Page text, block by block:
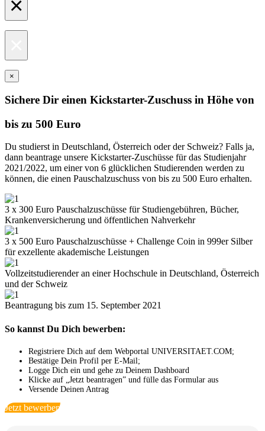
×
×
Sichere Dir einen Kickstarter-Zuschuss in Höhe von
bis zu 500 Euro
Du studierst in Deutschland, Österreich oder der Schweiz? Falls ja,
dann beantrage unsere Kickstarter-Zuschüsse für das Studienjahr
2021/2022, um einer von 6 glücklichen Studierenden werden zu
können, die einen Pauschalzuschuss von bis zu 500 Euro erhalten.
3 x 300 Euro Pauschalzuschüsse für Studiengebühren, Bücher,
Krankenversicherung und öffentlichen Nahverkehr
3 x 500 Euro Pauschalzuschüsse + Challenge Coin in 999er Silber
für exzellente akademische Leistungen
Vollzeitstudierender an einer Hochschule in Deutschland, Österreich
und der Schweiz
Beantragung bis zum 15. September 2021
So kannst Du Dich bewerben:
Registriere Dich auf dem Webportal UNIVERSITAET.COM;
Bestätige Dein Profil per E-Mail;
Logge Dich ein und gehe zu Deinem Dashboard
Klicke auf „Jetzt beantragen” und fülle das Formular aus
Versende Deinen Antrag
Jetzt bewerben